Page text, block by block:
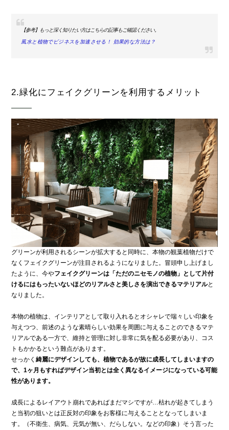
【参考】もっと深く知りたい方はこちらの記事もご確認ください。
風水と植物でビジネスを加速させる！ 効果的な方法は？
2.緑化にフェイクグリーンを利用するメリット
グリーンが利用されるシーンが拡大すると同時に、本物の観葉植物だけで
なくフェイクグリーンが注目されるようになりました。冒頭申し上げまし
たように、今やフェイクグリーンは「ただのニセモノの植物」として片付
けるにはもったいないほどのリアルさと美しさを演出できるマテリアルと
なりました。
本物の植物は、インテリアとして取り入れるとオシャレで瑞々しい印象を
与えつつ、前述のような素晴らしい効果を周囲に与えることのできるマテ
リアルである一方で、維持と管理に対し非常に気を配る必要があり、コス
トもかかるという難点があります。
せっかく綺麗にデザインしても、植物であるが故に成長してしまいますの
で、1ヶ月もすればデザイン当初とは全く異なるイメージになっている可能
性があります。
成長によるレイアウト崩れであればまだマシですが…枯れが起きてしまう
と当初の狙いとは正反対の印象をお客様に与えることとなってしまいま
す。（不衛生、病気、元気が無い、だらしない。などの印象）そう言った